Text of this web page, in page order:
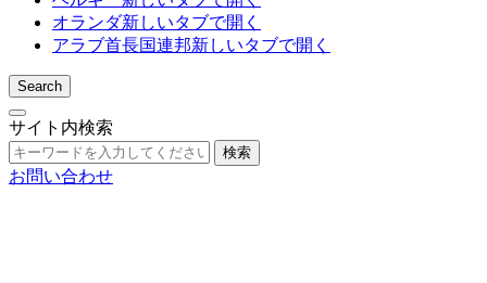
オランダ新しいタブで開く
アラブ首長国連邦新しいタブで開く
Search
サイト内検索
検索
お問い合わせ